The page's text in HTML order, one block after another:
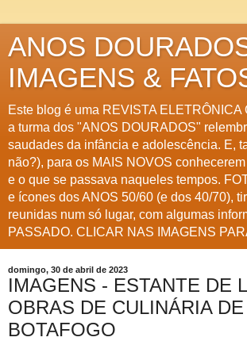
ANOS
IMAGENS &
Este blog é uma REVISTA ELETRÔNICA
a turma dos "ANOS DOURADOS"
saudades da infância e adolescência. E,
não?), para os MAIS NOVOS
e o que se passava naqueles tempos.
e ícones dos ANOS 50/60 (e dos 40/70),
reunidas num só lugar, com algumas
PASSADO. CLICAR NAS IMAGENS
domingo, 30 de abril de 2023
IMAGENS - ESTANTE DE
OBRAS DE CULINÁRIA
BOTAFOGO